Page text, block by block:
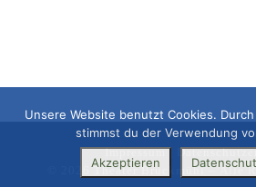
Impressum|
© 2026 Theater Bruckmühl– Alle
Unsere Website benutzt Cookies.
stimmst du der Verwendung
Akzeptieren